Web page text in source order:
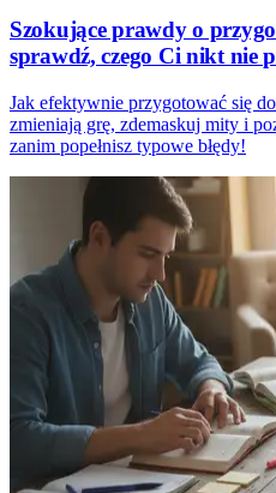
Szokujące prawdy o
sprawdź, czego Ci nikt nie
Jak efektywnie przygotować się
zmieniają grę, zdemaskuj mity i
zanim popełnisz typowe błędy!